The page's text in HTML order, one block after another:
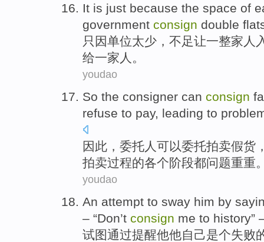
It is just because the space of
government consign double
只因单位太少 ，不足让一整家人
给一家人。
youdao
So the consigner can consign
refuse to pay, leading to
因此 ， 委托人 可以委托拍卖假货
拍卖过程的各个阶段都问题重重
youdao
An attempt to sway him by
– “Don’t consign me to history”
试图通过提醒他他自己是个失败